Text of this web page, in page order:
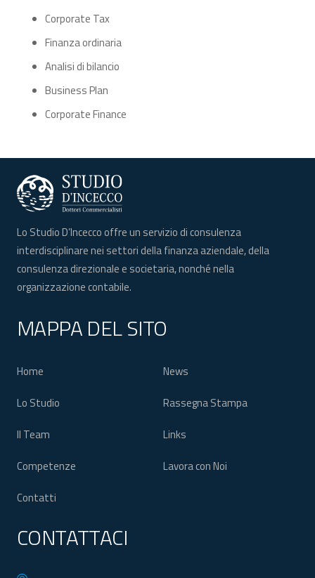
Corporate Tax
Finanza ordinaria
Analisi di bilancio
Business Plan
Corporate Finance
Lo Studio D’Incecco offre un servizio di consulenza
interdisciplinare nei settori della finanza aziendale, della
consulenza direzionale e societaria, nonché nella
organizzazione contabile.
MAPPA DEL SITO
Home
Lo Studio
Il Team
Competenze
Contatti
News
Rassegna Stampa
Links
Lavora con Noi
CONTATTACI